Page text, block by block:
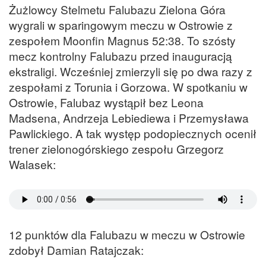
Żużlowcy Stelmetu Falubazu Zielona Góra
wygrali w sparingowym meczu w Ostrowie z
zespołem Moonfin Magnus 52:38. To szósty
mecz kontrolny Falubazu przed inauguracją
ekstraligi. Wcześniej zmierzyli się po dwa razy z
zespołami z Torunia i Gorzowa. W spotkaniu w
Ostrowie, Falubaz wystąpił bez Leona
Madsena, Andrzeja Lebiediewa i Przemysława
Pawlickiego. A tak występ podopiecznych ocenił
trener zielonogórskiego zespołu Grzegorz
Walasek:
12 punktów dla Falubazu w meczu w Ostrowie
zdobył Damian Ratajczak: